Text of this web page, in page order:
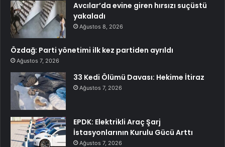
Avcılar’da evine giren hırsızı suçüstü
yakaladı
Ağustos 8, 2026
Özdağ: Parti yönetimi ilk kez partiden ayrıldı
Ağustos 7, 2026
33 Kedi Ölümü Davası: Hekime İtiraz
Ağustos 7, 2026
EPDK: Elektrikli Araç Şarj
İstasyonlarının Kurulu Gücü Arttı
Ağustos 7, 2026